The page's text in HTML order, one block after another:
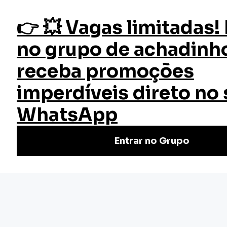
fazer login
Início Cursos Cursos Gratuitos Enfermagem Pediátrica
Curso Enfermagem Pediátrica
Curso de Enfermagem Pediátrica Grátis e Online: Capacite-
se em cuidados infantis, emergências pediátricas e
desenvolvimento infantil. Matricule-se!